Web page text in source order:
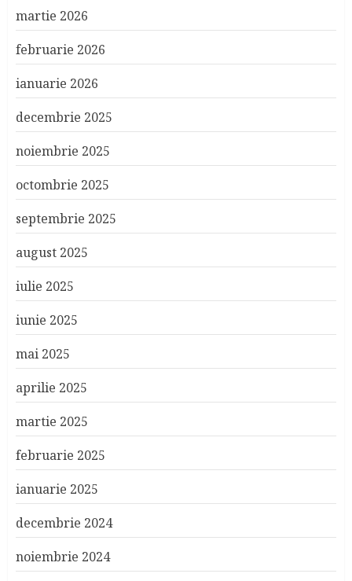
martie 2026
februarie 2026
ianuarie 2026
decembrie 2025
noiembrie 2025
octombrie 2025
septembrie 2025
august 2025
iulie 2025
iunie 2025
mai 2025
aprilie 2025
martie 2025
februarie 2025
ianuarie 2025
decembrie 2024
noiembrie 2024